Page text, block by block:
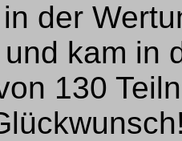
der
kam in
130